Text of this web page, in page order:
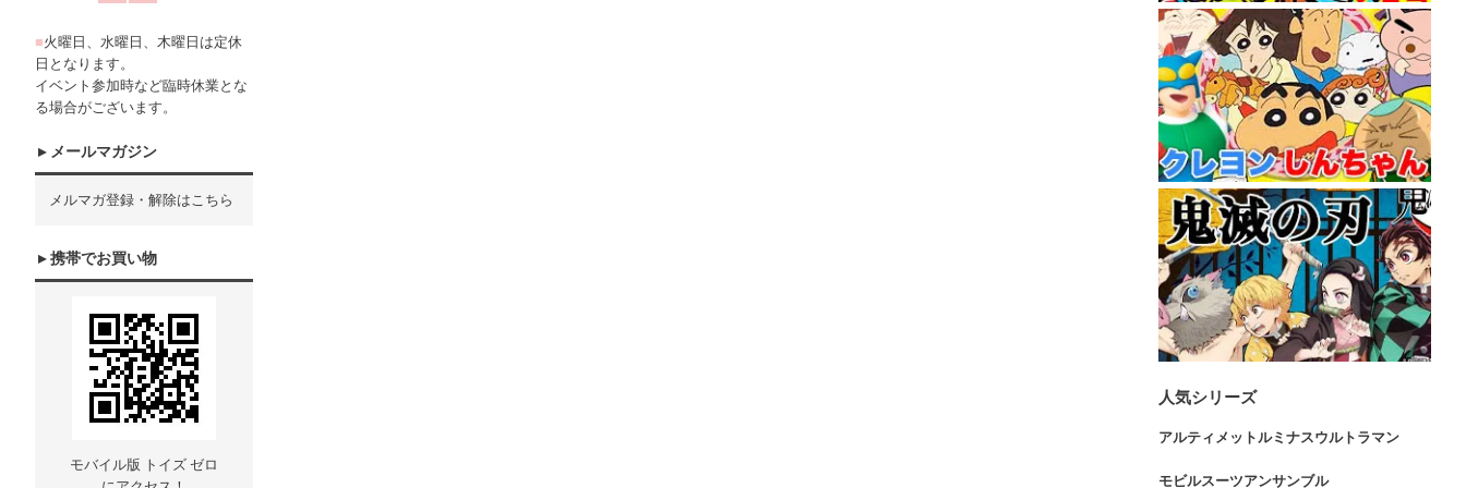
■火曜日、水曜日、木曜日は定休
日となります。
イベント参加時など臨時休業とな
る場合がございます。
メールマガジン
メルマガ登録・解除はこちら
携帯でお買い物
モバイル版 トイズ ゼロ
人気シリーズ
アルティメットルミナスウルトラマン
モビルスーツアンサンブル